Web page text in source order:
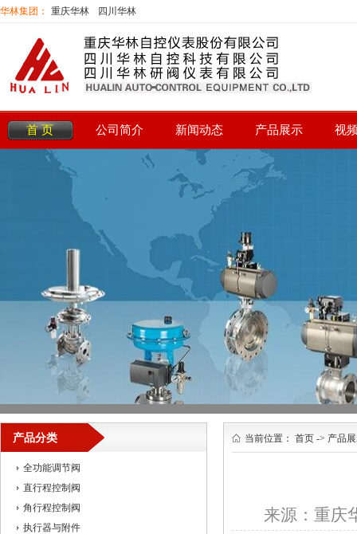
华林集团： 重庆华林 四川华林
首 页 公司简介 新闻动态 产品展示 视
当前位置： 首页 -> 产品
来源：重庆
产品分类
全功能调节阀
直行程控制阀
角行程控制阀
执行器与附件